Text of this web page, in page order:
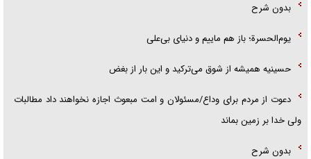
بدون شرح
یوم‌الحسرة؛ باز هم ماییم و دنیای بی‌علی
حسینیه همیشه از شوق می‌ترکید و این بار از بغض
دعوت از مردم برای وداع/مسئولان و امت مبعوث اجازه نخواهند داد مطالبات
ولی خدا بر زمین بماند
بدون شرح